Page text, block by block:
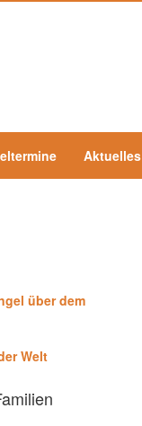
Aktuelles
über dem
Welt